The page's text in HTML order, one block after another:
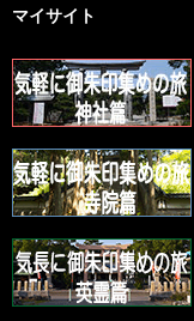
マイサイト